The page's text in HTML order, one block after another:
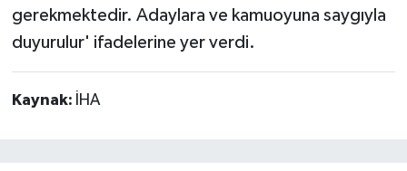
gerekmektedir. Adaylara ve kamuoyuna saygıyla
duyurulur' ifadelerine yer verdi.
Kaynak: İHA